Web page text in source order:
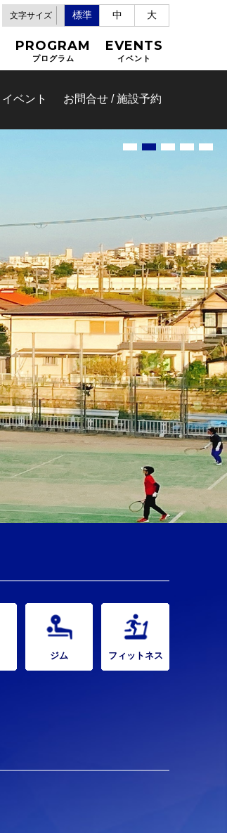
文字サイズ 標準 中 大
PROGRAM
プログラム
EVENTS
イベント
イベント お問合せ / 施設予約
ジム フィットネス